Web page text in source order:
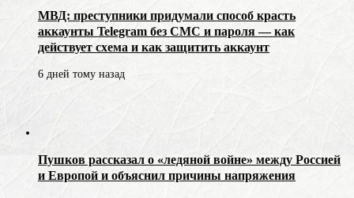
МВД: преступники придумали способ красть
аккаунты Telegram без СМС и пароля — как
действует схема и как защитить аккаунт
6 дней тому назад
Пушков рассказал о «ледяной войне» между Россией
и Европой и объяснил причины напряжения